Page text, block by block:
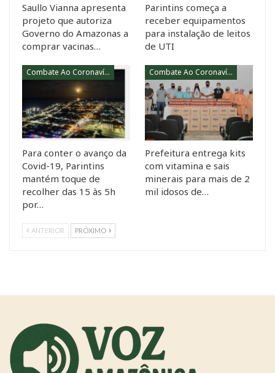
Saullo Vianna apresenta
projeto que autoriza
Governo do Amazonas a
comprar vacinas…
Parintins começa a
receber equipamentos
para instalação de leitos
de UTI
Combate Ao Coronavírus
Para conter o avanço da
Covid-19, Parintins
mantém toque de
recolher das 15 às 5h
por…
Combate Ao Coronavírus
Prefeitura entrega kits
com vitamina e sais
minerais para mais de 2
mil idosos de…
ANTERIOR PRÓXIMO